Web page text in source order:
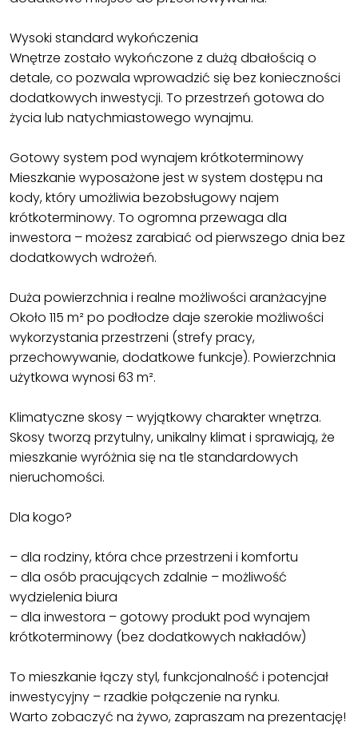
Wysoki standard wykończenia
Wnętrze zostało wykończone z dużą dbałością o
detale, co pozwala wprowadzić się bez konieczności
dodatkowych inwestycji. To przestrzeń gotowa do
życia lub natychmiastowego wynajmu.
Gotowy system pod wynajem krótkoterminowy
Mieszkanie wyposażone jest w system dostępu na
kody, który umożliwia bezobsługowy najem
krótkoterminowy. To ogromna przewaga dla
inwestora – możesz zarabiać od pierwszego dnia bez
dodatkowych wdrożeń.
Duża powierzchnia i realne możliwości aranżacyjne
Około 115 m² po podłodze daje szerokie możliwości
wykorzystania przestrzeni (strefy pracy,
przechowywanie, dodatkowe funkcje). Powierzchnia
użytkowa wynosi 63 m².
Klimatyczne skosy – wyjątkowy charakter wnętrza.
Skosy tworzą przytulny, unikalny klimat i sprawiają, że
mieszkanie wyróżnia się na tle standardowych
nieruchomości.
Dla kogo?
– dla rodziny, która chce przestrzeni i komfortu
– dla osób pracujących zdalnie – możliwość
wydzielenia biura
– dla inwestora – gotowy produkt pod wynajem
krótkoterminowy (bez dodatkowych nakładów)
To mieszkanie łączy styl, funkcjonalność i potencjał
inwestycyjny – rzadkie połączenie na rynku.
Warto zobaczyć na żywo, zapraszam na prezentację!